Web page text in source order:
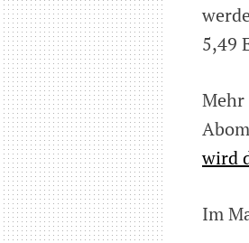
5,49
Mehr
wird
Im